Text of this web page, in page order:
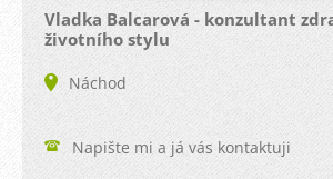
Vladka Balcarová - konzultant
životního stylu
Náchod
Napište mi a já vás kontaktuji